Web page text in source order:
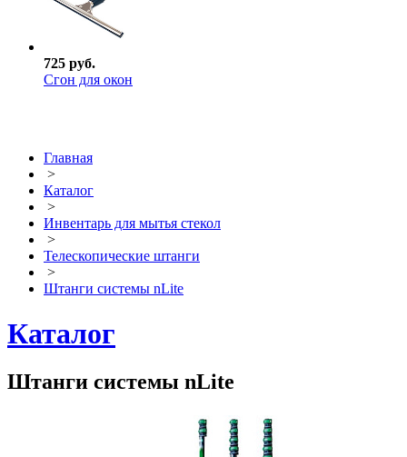
725 руб.
Сгон для окон
Главная
>
Каталог
>
Инвентарь для мытья стекол
>
Телескопические штанги
>
Штанги системы nLite
Каталог
Штанги системы nLite